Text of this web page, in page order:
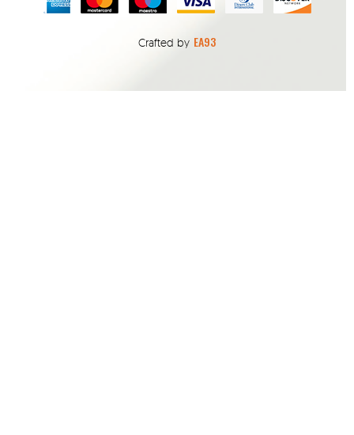
Crafted by EA93